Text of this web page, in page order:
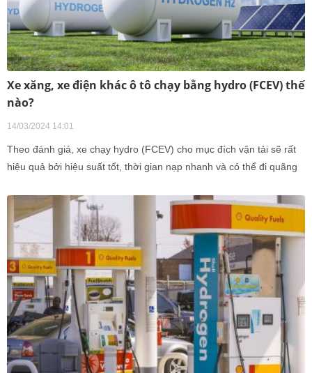
Xe xăng, xe điện khác ô tô chạy bằng hydro (FCEV) thế
nào?
14/03/2024 14:01
Theo đánh giá, xe chạy hydro (FCEV) cho mục đích vận tải sẽ rất
hiệu quả bởi hiệu suất tốt, thời gian nạp nhanh và có thể đi quãng